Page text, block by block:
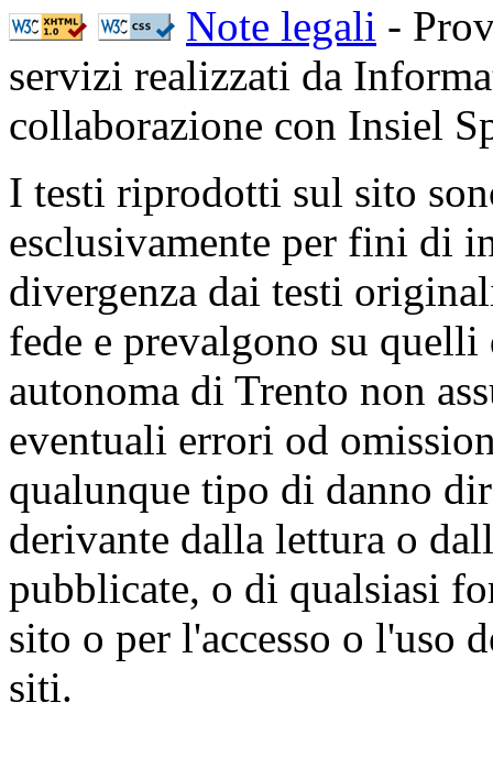
Note legali -
servizi realizzati da
collaborazione con Insiel
I testi riprodotti sul sito
esclusivamente per fini di
divergenza dai testi
fede e prevalgono su
autonoma di Trento non
eventuali errori od
qualunque tipo di danno
derivante dalla lettura o
pubblicate, o di qualsiasi
sito o per l'accesso o l'uso
siti.